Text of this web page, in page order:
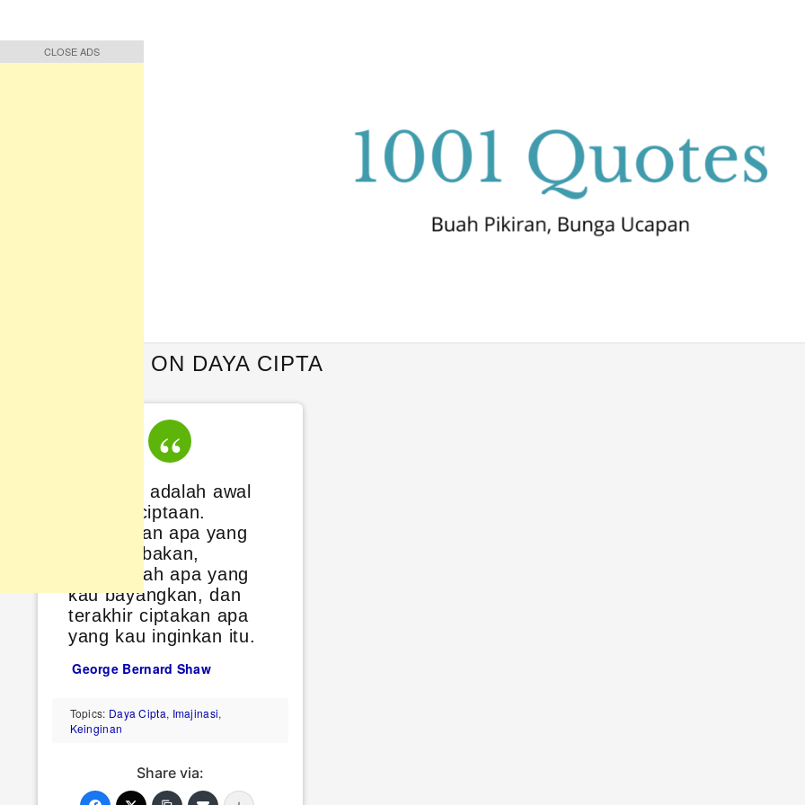
Quote Hari Puisi
QUOTES ON DAYA CIPTA
Imajinasi adalah awal
dari penciptaan.
Bayangkan apa yang
kau dambakan,
inginkanlah apa yang
kau bayangkan, dan
terakhir ciptakan apa
yang kau inginkan itu.
George Bernard Shaw
Topics: Daya Cipta, Imajinasi,
Keinginan
Share via:
CLOSE ADS
CLOSE ADS